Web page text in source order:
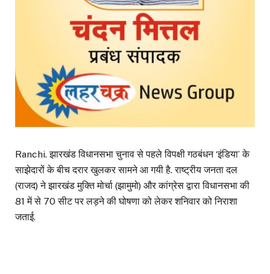
Ranchi. झारखंड विधानसभा चुनाव से पहले विपक्षी गठबंधन ‘इंडिया’ के
साझेदारों के बीच दरार खुलकर सामने आ गयी है. राष्ट्रीय जनता दल
(राजद) ने झारखंड मुक्ति मोर्चा (झामुमो) और कांग्रेस द्वारा विधानसभा की
81 में से 70 सीट पर लड़ने की घोषणा को लेकर शनिवार को निराशा
जताई.